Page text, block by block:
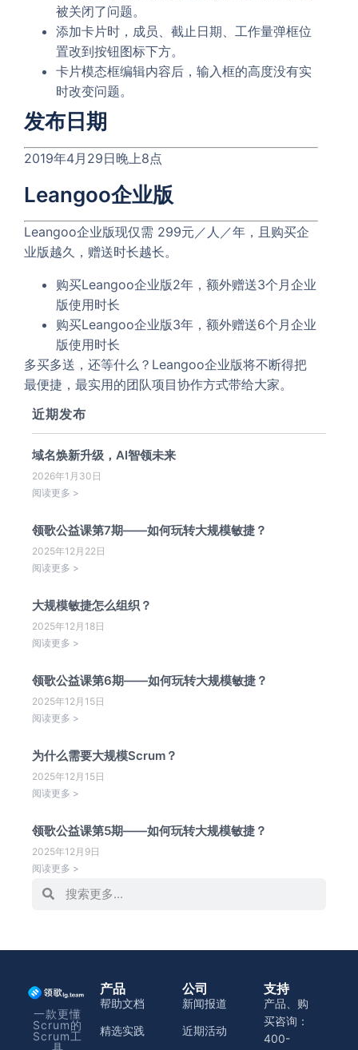
被关闭了问题。
添加卡片时，成员、截止日期、工作量弹框位
置改到按钮图标下方。
卡片模态框编辑内容后，输入框的高度没有实
时改变问题。
发布日期
2019年4月29日晚上8点
Leangoo企业版
Leangoo企业版现仅需 299元／人／年，且购买企
业版越久，赠送时长越长。
购买Leangoo企业版2年，额外赠送3个月企业
版使用时长
购买Leangoo企业版3年，额外赠送6个月企业
版使用时长
多买多送，还等什么？Leangoo企业版将不断得把
最便捷，最实用的团队项目协作方式带给大家。
近期发布
域名焕新升级，AI智领未来
2026年1月30日
阅读更多 >
领歌公益课第7期——如何玩转大规模敏捷？
2025年12月22日
阅读更多 >
大规模敏捷怎么组织？
2025年12月18日
阅读更多 >
领歌公益课第6期——如何玩转大规模敏捷？
2025年12月15日
阅读更多 >
为什么需要大规模Scrum？
2025年12月15日
阅读更多 >
领歌公益课第5期——如何玩转大规模敏捷？
2025年12月9日
阅读更多 >
一款更懂
Scrum的
Scrum工
具
产品
帮助文档
精选实践
公司
新闻报道
近期活动
支持
产品、购
买咨询：
400-